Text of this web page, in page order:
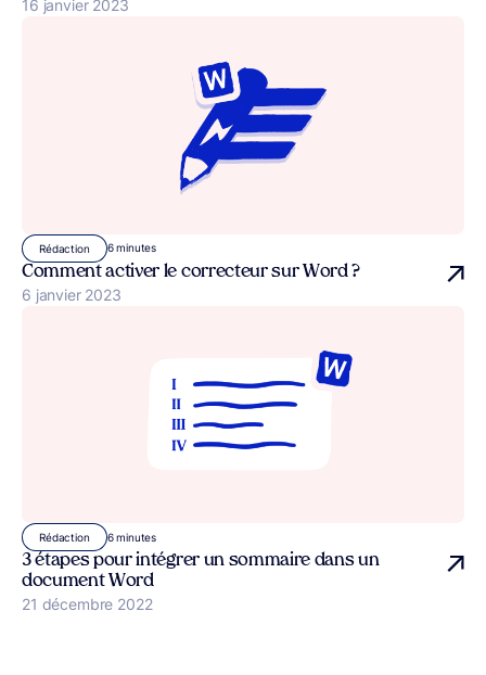
Publié le
16 janvier 2023
Rédaction 6 minutes
Comment activer le correcteur sur Word ?
Publié le
6 janvier 2023
Rédaction 6 minutes
3 étapes pour intégrer un sommaire dans un
document Word
Publié le
21 décembre 2022